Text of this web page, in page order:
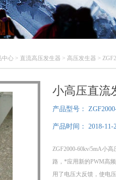
中心 > 直流高压发生器 > 高压发生器 >
小高压直流
产品型号：
产品时间： 2018-11-
ZGF2000-60kv/5mA小
路，*应用新的PWM高
用了电压大反馈，使电